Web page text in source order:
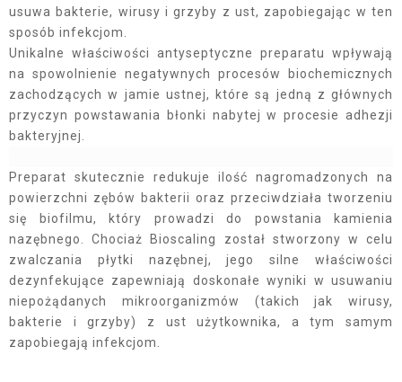
usuwa bakterie, wirusy i grzyby z ust, zapobiegając w ten
sposób infekcjom.
Unikalne właściwości antyseptyczne preparatu wpływają
na spowolnienie negatywnych procesów biochemicznych
zachodzących w jamie ustnej, które są jedną z głównych
przyczyn powstawania błonki nabytej w procesie adhezji
bakteryjnej.
Preparat skutecznie redukuje ilość nagromadzonych na
powierzchni zębów bakterii oraz przeciwdziała tworzeniu
się biofilmu, który prowadzi do powstania kamienia
nazębnego. Chociaż Bioscaling został stworzony w celu
zwalczania płytki nazębnej, jego silne właściwości
dezynfekujące zapewniają doskonałe wyniki w usuwaniu
niepożądanych mikroorganizmów (takich jak wirusy,
bakterie i grzyby) z ust użytkownika, a tym samym
zapobiegają infekcjom.